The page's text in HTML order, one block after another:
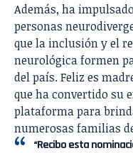
Además, ha
personas
que la inclusión y el
neurológica formen
del país. Feliz es
que ha convertido su
plataforma para
numerosas familias
“Recibo esta